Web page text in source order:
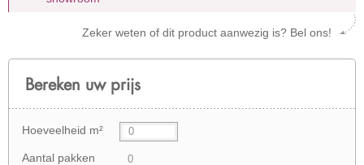
Zeker weten of dit product aanwezig is? Bel ons!
Bereken uw prijs
Hoeveelheid m²
Aantal pakken